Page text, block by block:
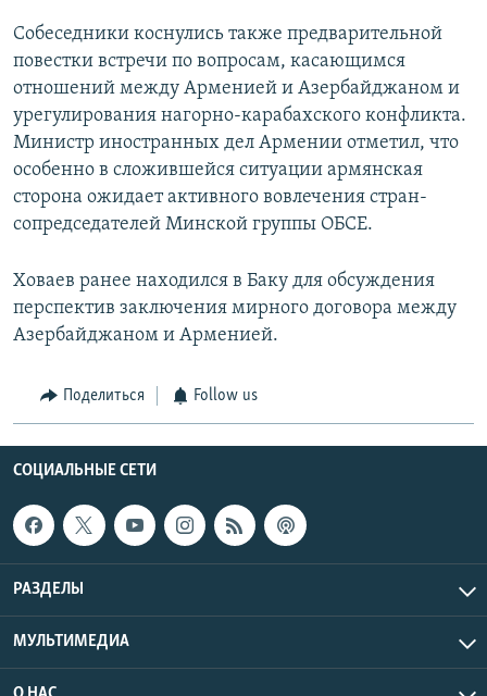
Собеседники коснулись также предварительной
повестки встречи по вопросам, касающимся
отношений между Арменией и Азербайджаном и
урегулирования нагорно-карабахского конфликта.
Министр иностранных дел Армении отметил, что
особенно в сложившейся ситуации армянская
сторона ожидает активного вовлечения стран-
сопредседателей Минской группы ОБСЕ.
Ховаев ранее находился в Баку для обсуждения
перспектив заключения мирного договора между
Азербайджаном и Арменией.
Поделиться Follow us
СОЦИАЛЬНЫЕ СЕТИ
РАЗДЕЛЫ
МУЛЬТИМЕДИА